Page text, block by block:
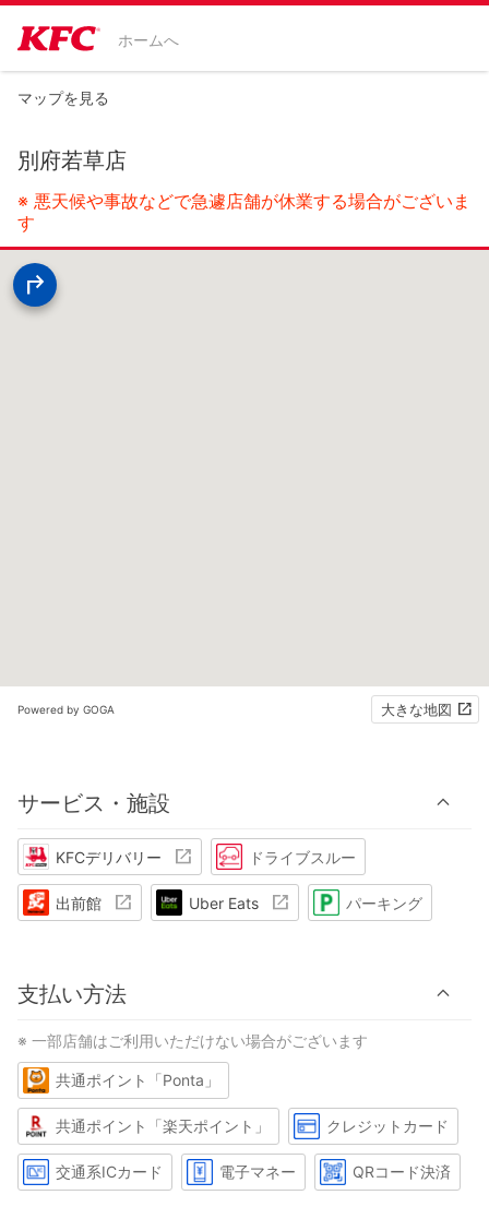
ホームへ
マップを見る
別府若草店
※ 悪天候や事故などで急遽店舗が休業する場合がございま
す
Powered by GOGA 大きな地図
サービス・施設
KFCデリバリー ドライブスルー
出前館 Uber Eats パーキング
支払い方法
※ 一部店舗はご利用いただけない場合がございます
共通ポイント「Ponta」
共通ポイント「楽天ポイント」 クレジットカード
交通系ICカード 電子マネー QRコード決済